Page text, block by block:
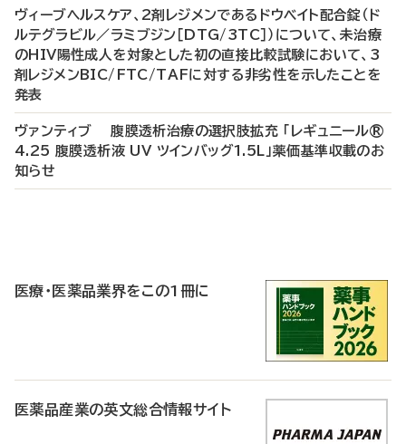
ヴィーブヘルスケア、2剤レジメンであるドウベイト配合錠（ド
ルテグラビル／ラミブジン［DTG/3TC］）について、未治療
のHIV陽性成人を対象とした初の直接比較試験において、3
剤レジメンBIC/FTC/TAFに対する非劣性を示したことを
発表
ヴァンティブ 腹膜透析治療の選択肢拡充 「レギュニール®
4.25 腹膜透析液 UV ツインバッグ1.5L」薬価基準収載のお
知らせ
医療・医薬品業界をこの1冊に
医薬品産業の英文総合情報サイト